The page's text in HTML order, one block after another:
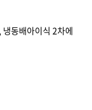
동배아이식 2차에